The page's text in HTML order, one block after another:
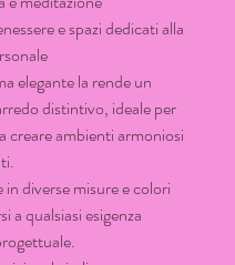
e spazi dedicati alla
elegante la rende un
distintivo, ideale per
creare ambienti armoniosi
diverse misure e colori
a qualsiasi esigenza